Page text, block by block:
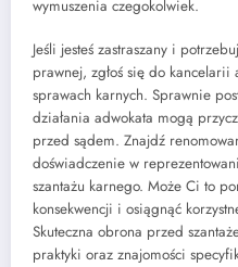
wymuszenia czegokolwiek.
Jeśli jesteś zastraszany i
prawnej, zgłoś się do
sprawach karnych. Sprawnie
działania adwokata mogą
przed sądem. Znajdź
doświadczenie w
szantażu karnego. Może Ci to
konsekwencji i osiągnąć
Skuteczna obrona przed
praktyki oraz znajomości